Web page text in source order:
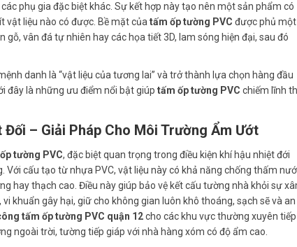
phụ gia đặc biệt khác. Sự kết hợp này tạo nên một sản phẩm có
vật liệu nào có được. Bề mặt của tấm ốp tường PVC được phủ một
vân đá tự nhiên hay các họa tiết 3D, lam sóng hiện đại, sau đó
danh là “vật liệu của tương lai” và trở thành lựa chọn hàng đầu
đây là những ưu điểm nổi bật giúp tấm ốp tường PVC chiếm lĩnh
– Giải Pháp Cho Môi Trường Ẩm Ướt
tường PVC, đặc biệt quan trọng trong điều kiện khí hậu nhiệt đới
Với cấu tạo từ nhựa PVC, vật liệu này có khả năng chống thấm
hay thạch cao. Điều này giúp bảo vệ kết cấu tường nhà khỏi sự
khuẩn gây hại, giữ cho không gian luôn khô thoáng, sạch sẽ và an
tấm ốp tường PVC quận 12cho các khu vực thường xuyên tiếp
ngoài trời, tường tiếp giáp với nhà hàng xóm có độ ẩm cao.